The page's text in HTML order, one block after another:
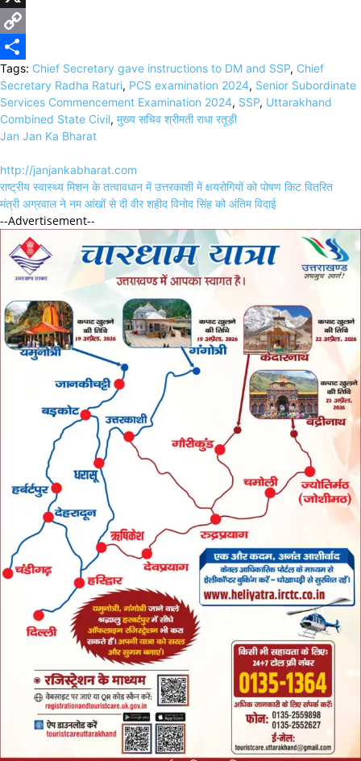
X
Copy
Link
Share
Tags: Chief Secretary gave instructions to DM and SSP, Chief
Secretary Radha Raturi, PCS examination 2024, Senior Subordinate
Services Commencement Examination 2024, SSP, Uttarakhand
Combined State Civil, मुख्य सचिव श्रीमती राधा रतूड़ी
Jan Jan Ka Bharat
http://janjankabharat.com
Post
navigation
राष्ट्रीय स्वास्थ्य मिशन के तत्वावधान में उत्तरकाशी में क्षयरोगियों को पोषण किट वितरित
मंत्री अग्रवाल ने नम आंखों से दी वीर शहीद विनोद सिंह को अंतिम विदाई
--Advertisement--